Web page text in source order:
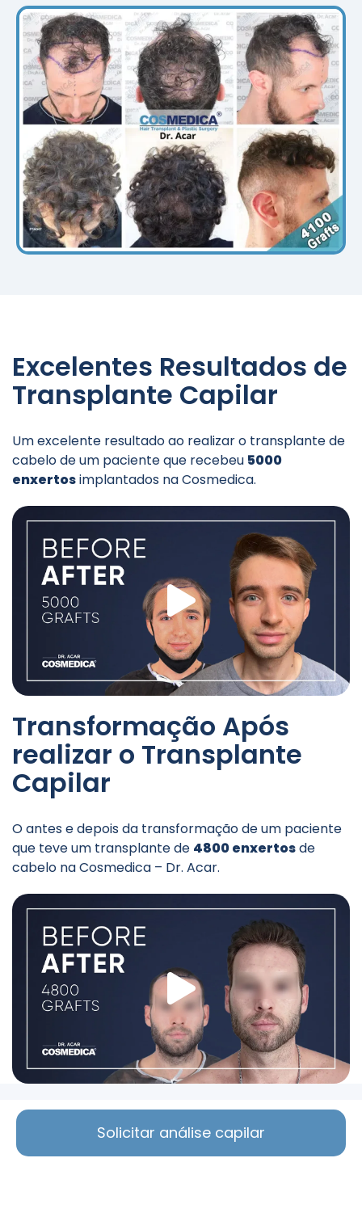
Excelentes Resultados de
Transplante Capilar
Um excelente resultado ao realizar o transplante de
cabelo de um paciente que recebeu 5000
enxertosimplantados na Cosmedica.
Transformação Após
realizar o Transplante
Capilar
O antes e depois da transformação de um paciente
que teve um transplante de 4800 enxertosde
cabelo na Cosmedica – Dr. Acar.
Solicitar análise capilar